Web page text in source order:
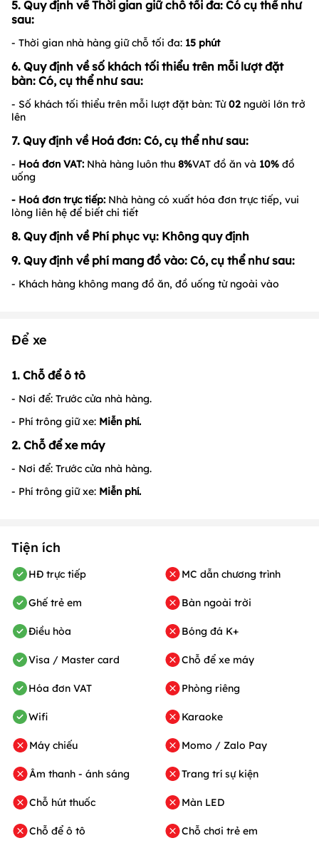
5. Quy định về Thời gian giữ chỗ tối đa: Có cụ thể như
sau:
- Thời gian nhà hàng giữ chỗ tối đa: 15 phút
6. Quy định về số khách tối thiểu trên mỗi lượt đặt
bàn: Có, cụ thể như sau:
- Số khách tối thiểu trên mỗi lượt đặt bàn: Từ02 người lớn trở
lên
7. Quy định về Hoá đơn: Có, cụ thể như sau:
- Hoá đơn VAT: Nhà hàng luôn thu 8%VAT đồ ăn và 10% đồ
uống
- Hoá đơn trực tiếp: Nhà hàng có xuất hóa đơn trực tiếp, vui
lòng liên hệ để biết chi tiết
8. Quy định về Phí phục vụ: Không quy định
9. Quy định về phí mang đồ vào: Có, cụ thể như sau:
- Khách hàng không mang đồ ăn, đồ uống từ ngoài vào
Để xe
1. Chỗ để ô tô
- Nơi để: Trước cửa nhà hàng.
- Phí trông giữ xe: Miễn phí.
2. Chỗ để xe máy
- Nơi để: Trước cửa nhà hàng.
- Phí trông giữ xe: Miễn phí.
Tiện ích
HĐ trực tiếp
Ghế trẻ em
Điều hòa
Visa / Master card
Hóa đơn VAT
Wifi
Máy chiếu
Âm thanh - ánh sáng
Chỗ hút thuốc
Chỗ để ô tô
MC dẫn chương trình
Bàn ngoài trời
Bóng đá K+
Chỗ để xe máy
Phòng riêng
Karaoke
Momo / Zalo Pay
Trang trí sự kiện
Màn LED
Chỗ chơi trẻ em